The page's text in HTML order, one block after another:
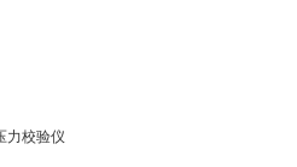
力校验仪